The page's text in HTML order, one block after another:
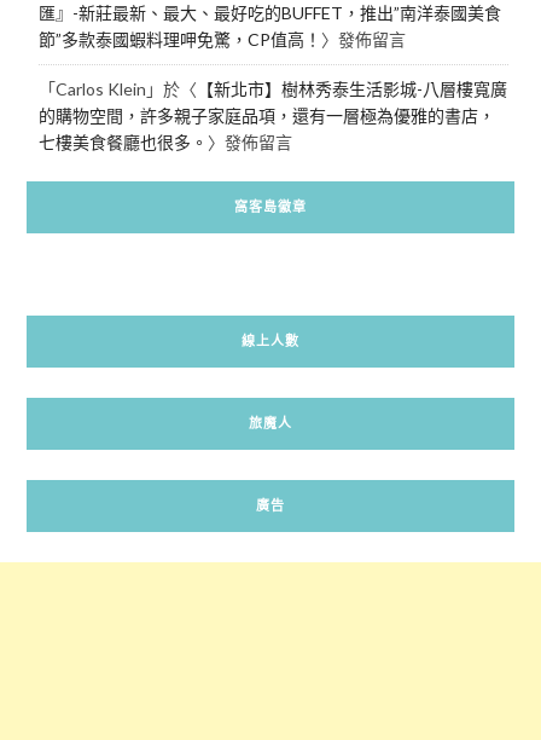
匯』-新莊最新、最大、最好吃的BUFFET，推出”南洋泰國美食
節”多款泰國蝦料理呷免驚，CP值高！ 〉發佈留言
「Carlos Klein 」於〈 【新北市】樹林秀泰生活影城-八層樓寬廣
的購物空間，許多親子家庭品項，還有一層極為優雅的書店，
七樓美食餐廳也很多。 〉發佈留言
窩客島徽章
線上人數
旅魔人
廣告